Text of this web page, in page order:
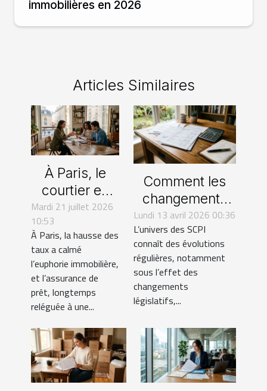
immobilières en 2026
Articles Similaires
À Paris, le
courtier en
assurance de
bouleverse
les habitudes
d’achat
immobilier
Mardi 21 juillet 2026
10:53
À Paris, la hausse des
taux a calmé
l’euphorie immobilière,
et l’assurance de
prêt, longtemps
reléguée à une...
Comment les
changements
législatifs
influencent-ils
l'investissement
en SCPI ?
Lundi 13 avril 2026 00:36
L’univers des SCPI
connaît des évolutions
régulières, notamment
sous l’effet des
changements
législatifs,...